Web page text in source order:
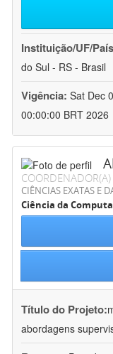
Instituição/UF/
do Sul - RS - Brasil
Vigência: Sat Dec
00:00:00 BRT 2026
COORDENADOR(A)
CIÊNCIAS EXATAS E
Ciência da
Título do Projeto:
abordagens